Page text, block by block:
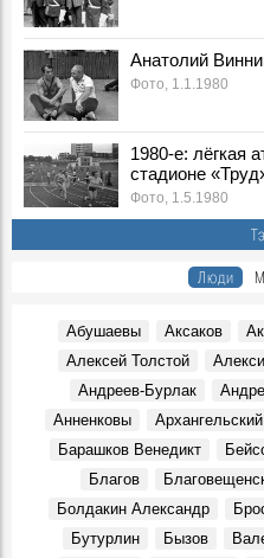
Театр должен быть
Александровым)
Герои, 31 Октября 1949
«Здесь душа вырастает
Воспоминания, 1 Января 1949
Анатолий
Фото, 1.1.1980
1980-е: лёгкая
стадионе
Фото, 1.5.1980
Люди
Абушаевы Аксаков
Алексей Толстой
Андреев-Бурлак
Анненковы
Архангельский
Барашков Венедикт
Благов
Болдакин Александр
Бутурлин
Бызов